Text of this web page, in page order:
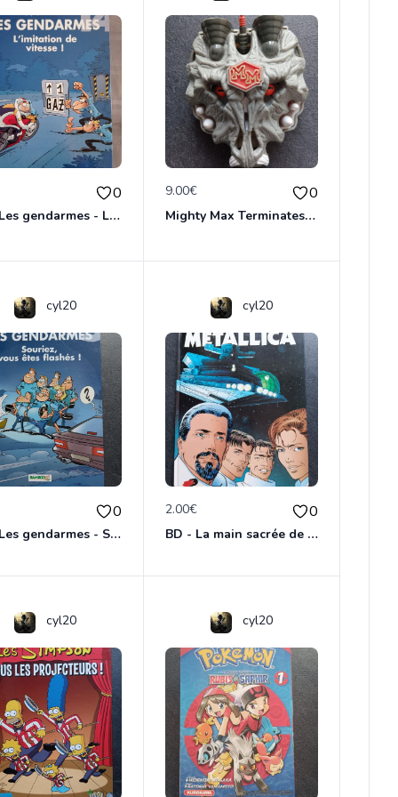
0
BD - Les gendarmes - L'imitation de vitesse - Tome 14
9.00€ 0
Mighty Max Terminates Wolfship 7
cyl20
0
BD - Les gendarmes - Souriez, vous êtes flashés - Tome 5
cyl20
2.00€ 0
BD - La main sacrée de Metallica
cyl20 cyl20